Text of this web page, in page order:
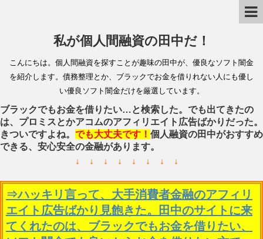
私が個人間融資の田中だ！
こんにちは。個人間融資を探すことが趣味の田中が、優良なソフト闇金
を紹介します。債務整理とか、ブラックでお金を借りれない人にも優し
い優良ソフト闇金だけを厳選しています。
ブラックでもお金を借りたい…と検索した。でも出てきたの
は、プロミスとかアコムのアフィリエイト広告ばかりだった。
きついですよね。 でも大丈夫です！ 個人融資の田中がおすすめ
できる、安心安全の金融があります。
↓ ↓ ↓ ↓ ↓ ↓ ↓ ↓
⇒ハッキリ言って、大手消費者金融のアフィリ
エイト広告ばかり見飽きた。田中のサイトに来
てくれたのは、ブラックでもお金を借りたい、